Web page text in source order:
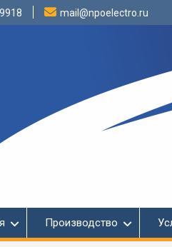
mail@npoelectro.ru
Производство